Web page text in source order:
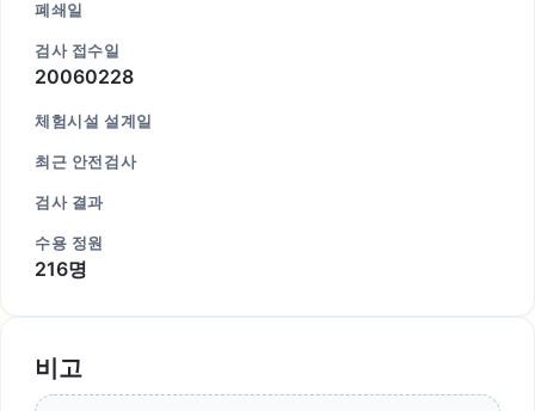
폐쇄일
검사 접수일
20060228
체험시설 설계일
최근 안전검사
검사 결과
수용 정원
216명
비고